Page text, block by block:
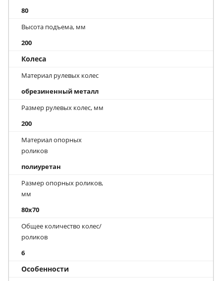
80
Высота подъема, мм
200
Колеса
Материал рулевых колес
обрезиненный металл
Размер рулевых колес, мм
200
Материал опорных
роликов
полиуретан
Размер опорных роликов,
мм
80x70
Общее количество колес/
роликов
6
Особенности